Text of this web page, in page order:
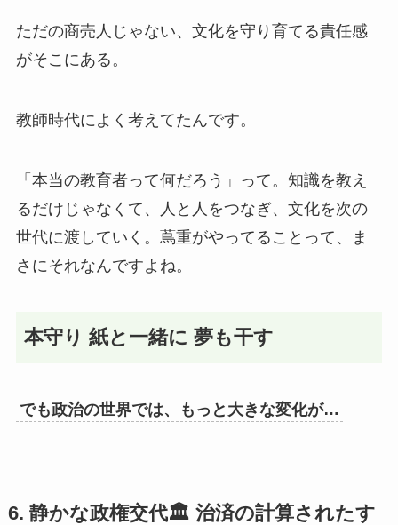
ただの商売人じゃない、文化を守り育てる責任感
がそこにある。
教師時代によく考えてたんです。
「本当の教育者って何だろう」って。知識を教え
るだけじゃなくて、人と人をつなぎ、文化を次の
世代に渡していく。蔦重がやってることって、ま
さにそれなんですよね。
本守り 紙と一緒に 夢も干す
でも政治の世界では、もっと大きな変化が…
6. 静かな政権交代🏛️ 治済の計算されたす